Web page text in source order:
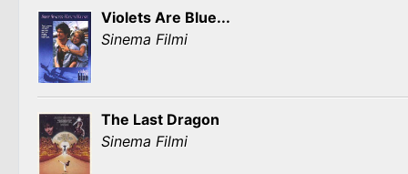
Violets Are Blue...
Sinema Filmi
The Last Dragon
Sinema Filmi